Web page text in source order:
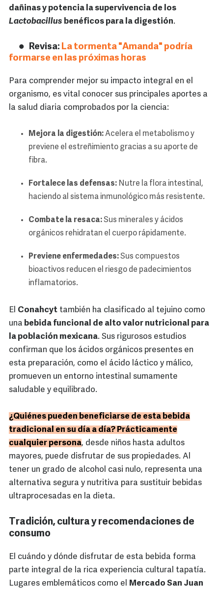
dañinas y potencia la supervivencia de los
Lactobacillus benéficos para la digestión.
Revisa: La tormenta "Amanda" podría
formarse en las próximas horas
Para comprender mejor su impacto integral en el
organismo, es vital conocer sus principales aportes a
la salud diaria comprobados por la ciencia:
Mejora la digestión:Acelera el metabolismo y
previene el estreñimiento gracias a su aporte de
fibra.
Fortalece las defensas: Nutre la flora intestinal,
haciendo al sistema inmunológico más resistente.
Combate la resaca:Sus minerales y ácidos
orgánicos rehidratan el cuerpo rápidamente.
Previene enfermedades:Sus compuestos
bioactivos reducen el riesgo de padecimientos
inflamatorios.
El Conahcyt también ha clasificado al tejuino como
una bebida funcional de alto valor nutricional para
la población mexicana. Sus rigurosos estudios
confirman que los ácidos orgánicos presentes en
esta preparación, como el ácido láctico y málico,
promueven un entorno intestinal sumamente
saludable y equilibrado.
¿Quiénes pueden beneficiarse de esta bebida
tradicional en su día a día? Prácticamente
cualquier persona, desde niños hasta adultos
mayores, puede disfrutar de sus propiedades. Al
tener un grado de alcohol casi nulo, representa una
alternativa segura y nutritiva para sustituir bebidas
ultraprocesadas en la dieta.
Tradición, cultura y recomendaciones de
consumo
El cuándo y dónde disfrutar de esta bebida forma
parte integral de la rica experiencia cultural tapatía.
Lugares emblemáticos como el Mercado San Juan